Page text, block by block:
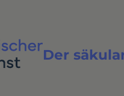
Der